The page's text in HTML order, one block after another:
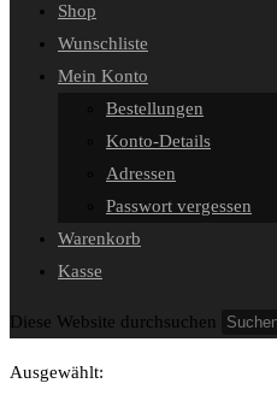
Shop
Wunschliste
Mein Konto
Bestellungen
Konto-Details
Adressen
Passwort vergessen
Warenkorb
Kasse
Diese Website durchsuchen
Ausgewählt: